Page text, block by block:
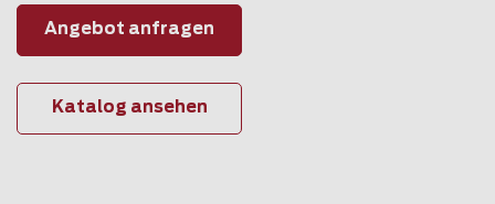
Angebot anfragen
Katalog ansehen